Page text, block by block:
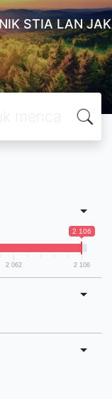
STIA LAN
2 106
2 062 2 106